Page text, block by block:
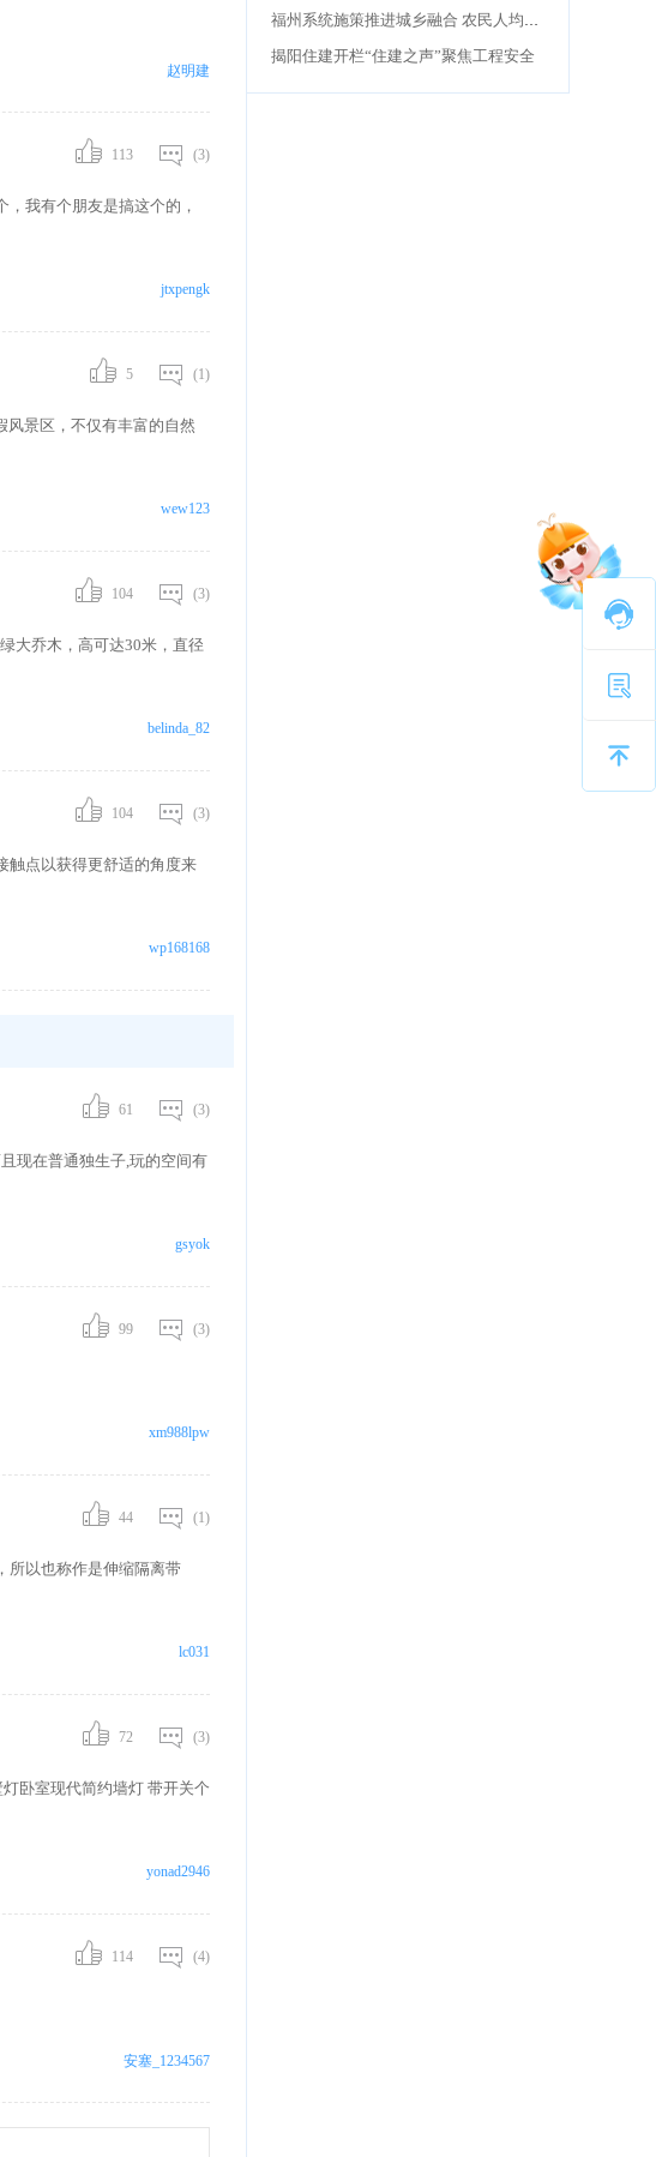
赵明建
(3)
113
我有个朋友是搞这个的，
jtxpengk
(1)
5
风景区，不仅有丰富的自然
wew123
(3)
104
大乔木，高可达30米，直径
belinda_82
(3)
104
触点以获得更舒适的角度来
wp168168
(3)
61
现在普通独生子,玩的空间有
gsyok
(3)
99
xm988lpw
(1)
44
所以也称作是伸缩隔离带
lc031
(3)
72
卧室现代简约墙灯 带开关个
yonad2946
(4)
114
安塞_1234567
福州系统施策推进城乡融合 农民人均可支配收入突破3万元
揭阳住建开栏“住建之声”聚焦工程安全